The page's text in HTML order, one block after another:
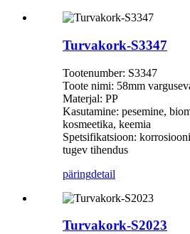
Turvakork-S3347
Tootenumber: S3347
Toote nimi: 58mm
Materjal: PP
Kasutamine: pesemine,
kosmeetika, keemia
Spetsifikatsioon:
tugev tihendus
päringdetail
Turvakork-S2023